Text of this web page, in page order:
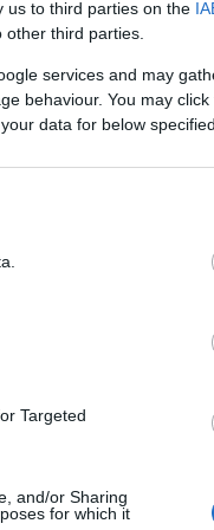
us to third parties on the
third parties.
services and may
behaviour. You may
data for below
Targeted
and/or Sharing
for which it